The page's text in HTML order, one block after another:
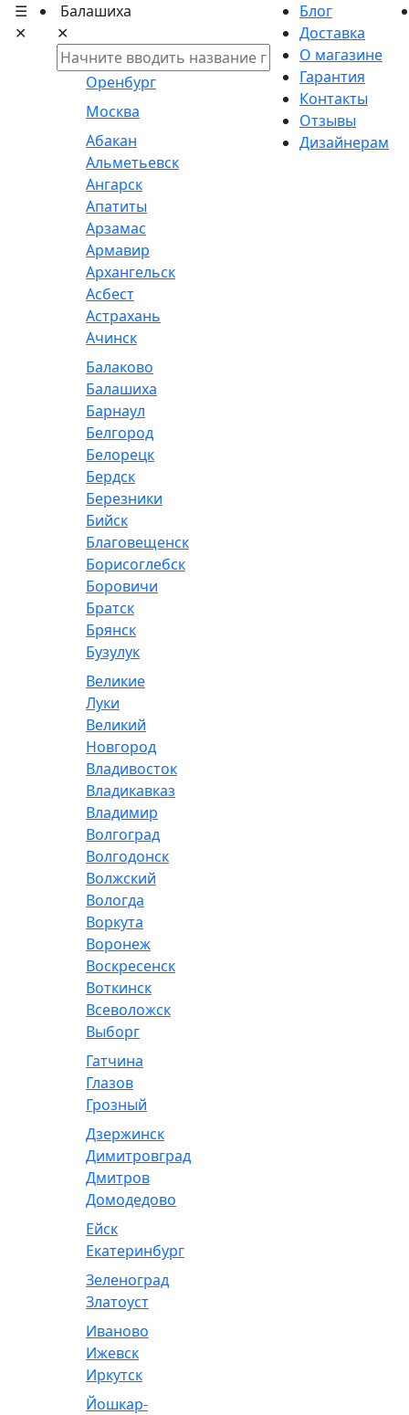
☰
✕
Балашиха
✕
Оренбург
Москва
Абакан
Альметьевск
Ангарск
Апатиты
Арзамас
Армавир
Архангельск
Асбест
Астрахань
Ачинск
Балаково
Балашиха
Барнаул
Белгород
Белорецк
Бердск
Березники
Бийск
Благовещенск
Борисоглебск
Боровичи
Братск
Брянск
Бузулук
Великие
Луки
Великий
Новгород
Владивосток
Владикавказ
Владимир
Волгоград
Волгодонск
Волжский
Вологда
Воркута
Воронеж
Воскресенск
Воткинск
Всеволожск
Выборг
Гатчина
Глазов
Грозный
Дзержинск
Димитровград
Дмитров
Домодедово
Ейск
Екатеринбург
Зеленоград
Златоуст
Иваново
Ижевск
Иркутск
Йошкар-
Блог
Доставка
О магазине
Гарантия
Контакты
Отзывы
Дизайнерам